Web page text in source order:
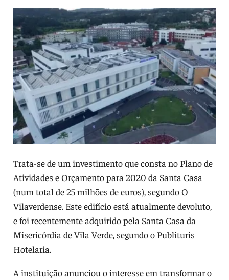
Trata-se de um investimento que consta no Plano de
Atividades e Orçamento para 2020 da Santa Casa
(num total de 25 milhões de euros), segundo O
Vilaverdense. Este edifício está atualmente devoluto,
e foi recentemente adquirido pela Santa Casa da
Misericórdia de Vila Verde, segundo o Publituris
Hotelaria.
A instituição anunciou o interesse em transformar o